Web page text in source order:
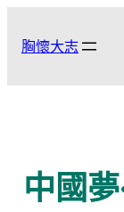
胸懷大志
中國